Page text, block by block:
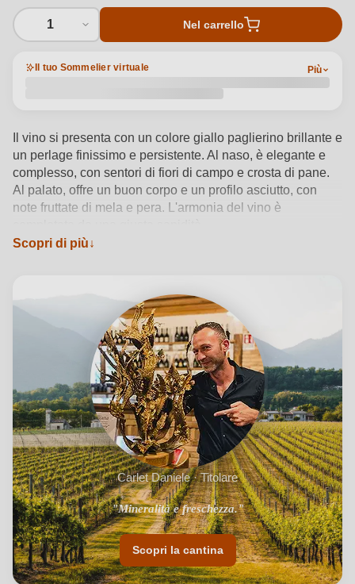
1 Nel carrello
Il tuo Sommelier virtuale Più
Il vino si presenta con un colore giallo paglierino brillante e
un perlage finissimo e persistente. Al naso, è elegante e
complesso, con sentori di fiori di campo e crosta di pane.
Al palato, offre un buon corpo e un profilo asciutto, con
note fruttate di mela e pera. L'armonia del vino è
Vedi dettagli del prodotto →
Scopri di più
Carlet Daniele · Titolare
"Mineralità e freschezza."
Scopri la cantina